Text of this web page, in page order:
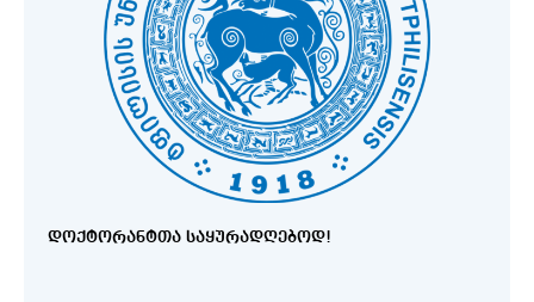
ᲓᲝᲥᲢᲝᲠᲐᲜᲢᲗᲐ ᲡᲐᲧᲣᲠᲐᲓᲦᲔᲑᲝᲓ!